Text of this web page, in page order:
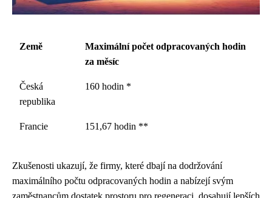
Země
Maximální počet odpracovaných hodin
za měsíc
Česká
republika
160 hodin *
Francie 151,67 hodin **
Zkušenosti ukazují, že firmy, které dbají na dodržování
maximálního počtu odpracovaných hodin a nabízejí svým
zaměstnancům dostatek prostoru pro regeneraci, dosahují lepších